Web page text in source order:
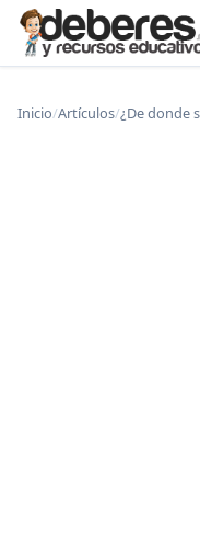
Inicio/Artículos/¿De donde